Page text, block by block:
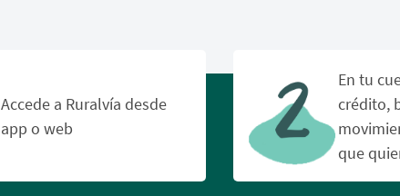
Accede a Ruralvía desde
app o web
En tu
crédito,
que